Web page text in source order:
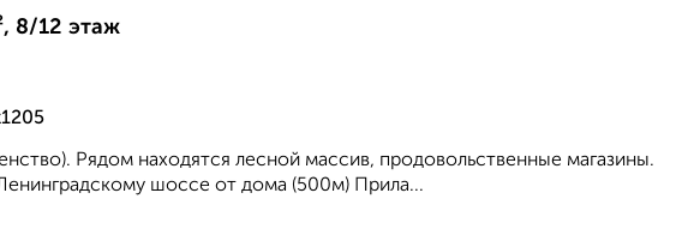
8/12 этаж
Рядом находятся лесной массив, продовольственные магазины.
шоссе от дома (500м) Прила...